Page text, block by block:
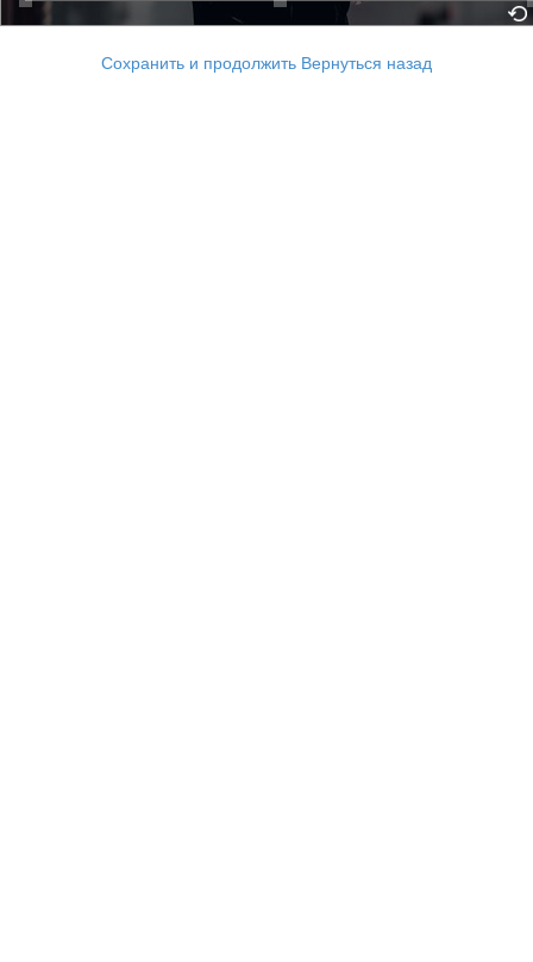
Сохранить и продолжить Вернуться назад